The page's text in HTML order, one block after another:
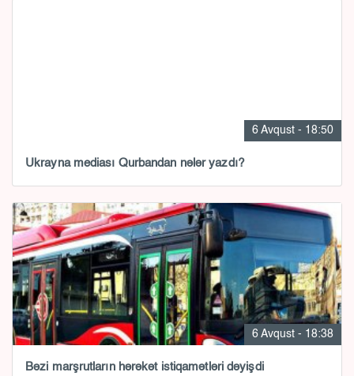
6 Avqust - 18:50
Ukrayna mediası Qurbandan nələr yazdı?
6 Avqust - 18:38
Bəzi marşrutların hərəkət istiqamətləri dəyişdi